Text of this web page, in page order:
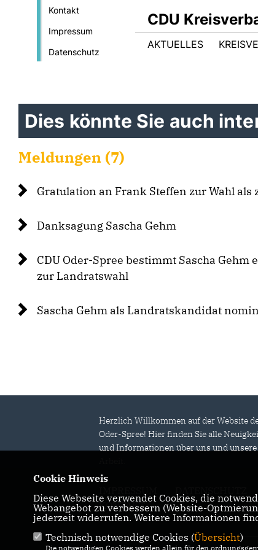
Kontakt
Impressum
Datenschutz
CDU
AKTUELLES
Dies könnte Sie auch
Meldungen (7)
Gratulation an Frank Steffen zur Wahl
Danksagung Sascha Gehm
CDU Oder-Spree bestimmt Sascha
zur Landratswahl
Sascha Gehm als Landratskandidat
Herzlich Willkommen auf der Website
Oder-Spree! Hier finden Sie alle
und Informationen über uns und unsere
KONTAKT
Cookie Hinweis
Diese Webseite verwendet Cookies, die
Webangebot zu verbessern (Website-
jederzeit widerrufen. Weitere Informationen
Technisch notwendige Cookies (Übersicht)
Die notwendigen Cookies werden allein für den